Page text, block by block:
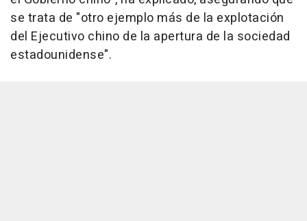
se trata de "otro ejemplo más de la explotación
del Ejecutivo chino de la apertura de la sociedad
estadounidense".